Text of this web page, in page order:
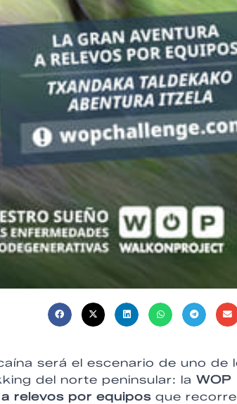
será el escenario de uno de
del norte peninsular: la WOP
a relevos por equipos que recorre